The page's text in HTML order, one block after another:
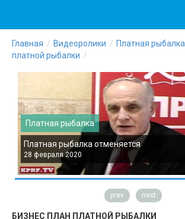
Главная Видеоролики Платная рыбалка
платной рыбалки
Платная рыбалка
Платная рыбалка отменяется
28 февраля 2020
prev next
БИЗНЕС ПЛАН ПЛАТНОЙ РЫБАЛКИ